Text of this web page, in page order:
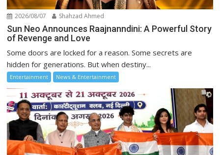
2026/08/07 Shahzad Ahmed
Sun Neo Announces Raajnanndini: A Powerful Story
of Revenge and Love
Some doors are locked for a reason. Some secrets are
hidden for generations. But when destiny...
Entertainment News & Entertainment